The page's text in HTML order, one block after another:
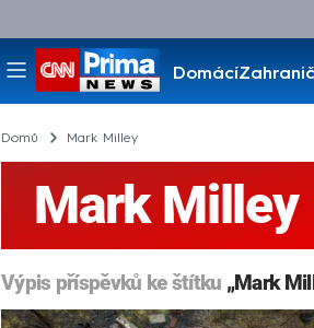
Domácí
Pořady
Domů Mark Milley
Mark Milley
Výpis příspěvků ke štítku „Mark